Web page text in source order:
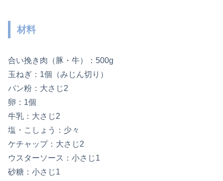
材料
合い挽き肉（豚・牛）：500g
玉ねぎ：1個（みじん切り）
パン粉：大さじ2
卵：1個
牛乳：大さじ2
塩・こしょう：少々
ケチャップ：大さじ2
ウスターソース：小さじ1
砂糖：小さじ1